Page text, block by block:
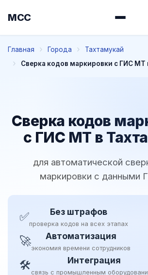
МСС
Главная Города
Тахтамукай
Сверка кодов маркировки с ГИС МТ
Сверка кодов
с ГИС МТ в
для автоматической
маркировки с данными
✅ Без штрафов
проверка кодов на всех этапах
🚀 Автоматизация
экономия времени сотрудников
🛠 Интеграция
связь с промышленным